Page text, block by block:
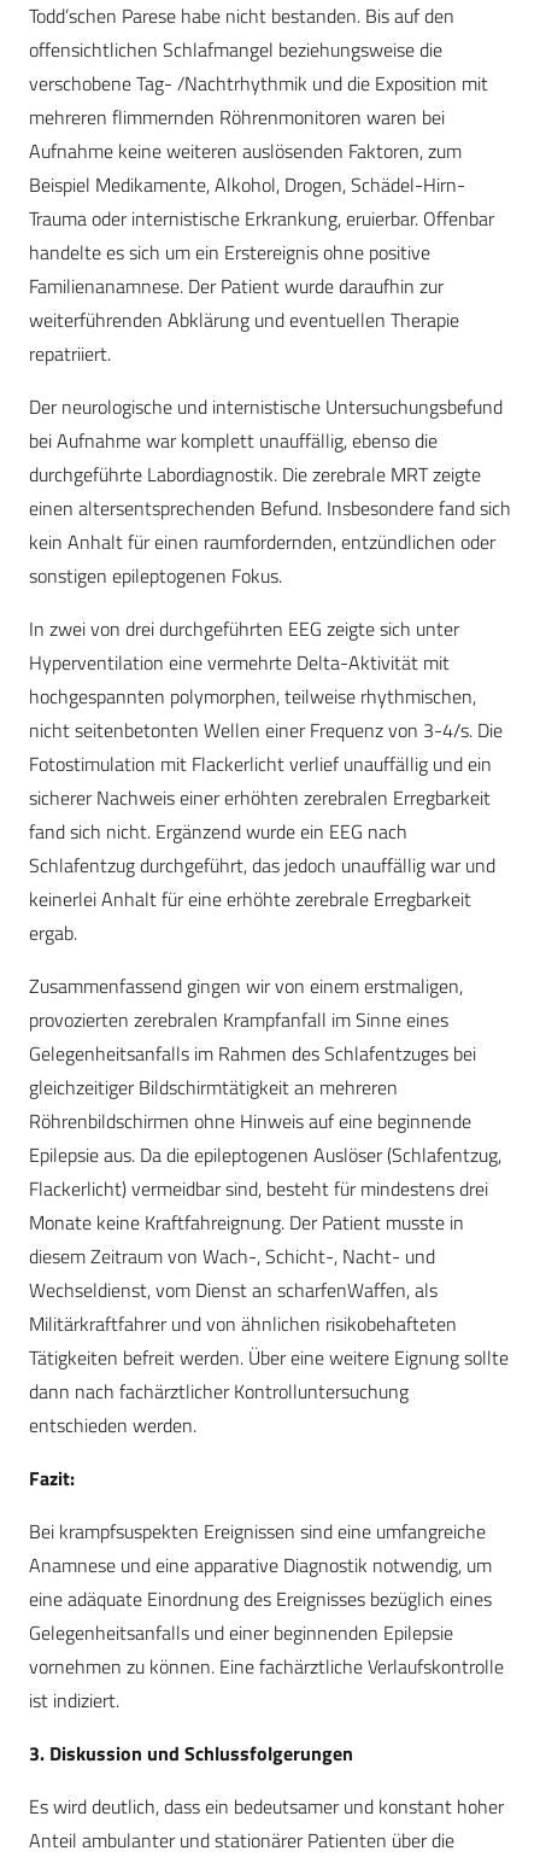
Todd’schen Parese habe nicht bestanden. Bis auf den
offensichtlichen Schlafmangel beziehungsweise die
verschobene Tag- /Nachtrhythmik und die Exposition mit
mehreren flimmernden Röhrenmonitoren waren bei
Aufnahme keine weiteren auslösenden Faktoren, zum
Beispiel Medikamente, Alkohol, Drogen, Schädel-Hirn-
Trauma oder internistische Erkrankung, eruierbar. Offenbar
handelte es sich um ein Erstereignis ohne positive
Familienanamnese. Der Patient wurde daraufhin zur
weiterführenden Abklärung und eventuellen Therapie
repatriiert.
Der neurologische und internistische Untersuchungsbefund
bei Aufnahme war komplett unauffällig, ebenso die
durchgeführte Labordiagnostik. Die zerebrale MRT zeigte
einen altersentsprechenden Befund. Insbesondere fand sich
kein Anhalt für einen raumfordernden, entzündlichen oder
sonstigen epileptogenen Fokus.
In zwei von drei durchgeführten EEG zeigte sich unter
Hyperventilation eine vermehrte Delta-Aktivität mit
hochgespannten polymorphen, teilweise rhythmischen,
nicht seitenbetonten Wellen einer Frequenz von 3-4/s. Die
Fotostimulation mit Flackerlicht verlief unauffällig und ein
sicherer Nachweis einer erhöhten zerebralen Erregbarkeit
fand sich nicht. Ergänzend wurde ein EEG nach
Schlafentzug durchgeführt, das jedoch unauffällig war und
keinerlei Anhalt für eine erhöhte zerebrale Erregbarkeit
ergab.
Zusammenfassend gingen wir von einem erstmaligen,
provozierten zerebralen Krampfanfall im Sinne eines
Gelegenheitsanfalls im Rahmen des Schlafentzuges bei
gleichzeitiger Bildschirmtätigkeit an mehreren
Röhrenbildschirmen ohne Hinweis auf eine beginnende
Epilepsie aus. Da die epileptogenen Auslöser (Schlafentzug,
Flackerlicht) vermeidbar sind, besteht für mindestens drei
Monate keine Kraftfahreignung. Der Patient musste in
diesem Zeitraum von Wach-, Schicht-, Nacht- und
Wechseldienst, vom Dienst an scharfenWaffen, als
Militärkraftfahrer und von ähnlichen risikobehafteten
Tätigkeiten befreit werden. Über eine weitere Eignung sollte
dann nach fachärztlicher Kontrolluntersuchung
entschieden werden.
Fazit:
Bei krampfsuspekten Ereignissen sind eine umfangreiche
Anamnese und eine apparative Diagnostik notwendig, um
eine adäquate Einordnung des Ereignisses bezüglich eines
Gelegenheitsanfalls und einer beginnenden Epilepsie
vornehmen zu können. Eine fachärztliche Verlaufskontrolle
ist indiziert.
3. Diskussion und Schlussfolgerungen
Es wird deutlich, dass ein bedeutsamer und konstant hoher
Anteil ambulanter und stationärer Patienten über die